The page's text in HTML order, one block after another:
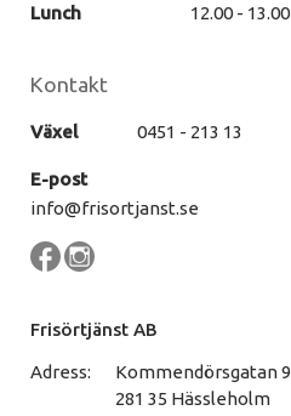
Lunch
12.00 - 13.00
Kontakt
Växel 0451 - 213 13
E-post
info@frisortjanst.se
Frisörtjänst AB
Adress:
Kommendörsgatan 9
281 35 Hässleholm